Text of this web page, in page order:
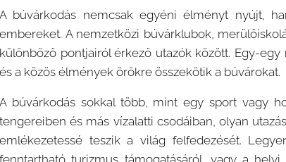
A búvárkodás nemcsak egyéni élményt nyújt,
embereket. A nemzetközi búvárklubok,
különböző pontjairól érkező utazók között. Egy-
és a közös élmények örökre összekötik a búvárokat.
A búvárkodás sokkal több, mint egy sport vagy
tengereiben és más vízalatti csodáiban, olyan
emlékezetessé teszik a világ felfedezését.
fenntartható turizmus támogatásáról, vagy a